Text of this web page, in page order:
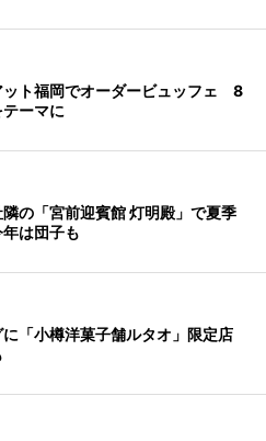
ット福岡でオーダービュッフェ 8
ーマに
の「宮前迎賓館 灯明殿」で夏季
は団子も
「小樽洋菓子舗ルタオ」限定店